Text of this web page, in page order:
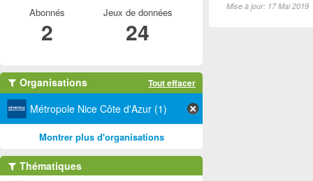
Mise à jour: 17 Mai 2019
Abonnés
2
Jeux de données
24
Organisations Tout effacer
Métropole Nice Côte d'Azur (1)
Montrer plus d'organisations
Thématiques